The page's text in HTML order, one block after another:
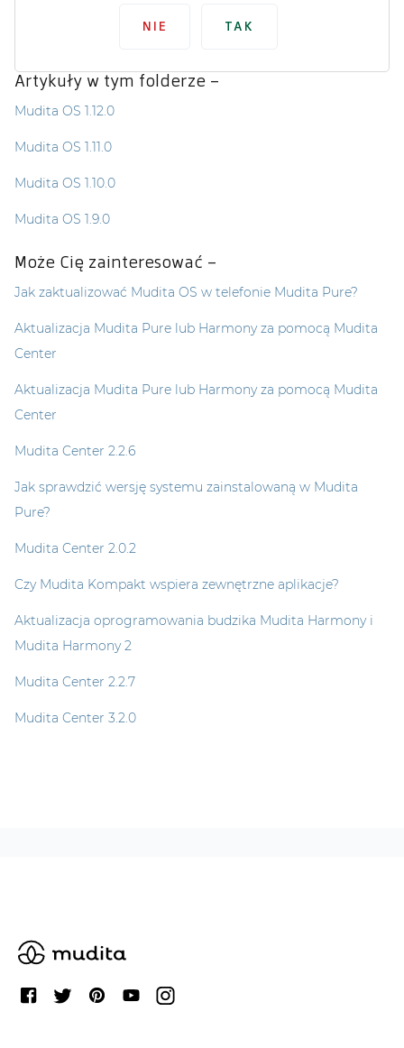
NIE TAK
Artykuły w tym folderze –
Mudita OS 1.12.0
Mudita OS 1.11.0
Mudita OS 1.10.0
Mudita OS 1.9.0
Może Cię zainteresować –
Jak zaktualizować Mudita OS w telefonie Mudita Pure?
Aktualizacja Mudita Pure lub Harmony za pomocą Mudita
Center
Aktualizacja Mudita Pure lub Harmony za pomocą Mudita
Center
Mudita Center 2.2.6
Jak sprawdzić wersję systemu zainstalowaną w Mudita
Pure?
Mudita Center 2.0.2
Czy Mudita Kompakt wspiera zewnętrzne aplikacje?
Aktualizacja oprogramowania budzika Mudita Harmony i
Mudita Harmony 2
Mudita Center 2.2.7
Mudita Center 3.2.0